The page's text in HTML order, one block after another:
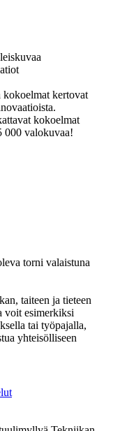
kertovat
kokoelmat
000 valokuvaa!
taiteen ja tieteen
voit esimerkiksi
tai työpajalla,
yhteisölliseen